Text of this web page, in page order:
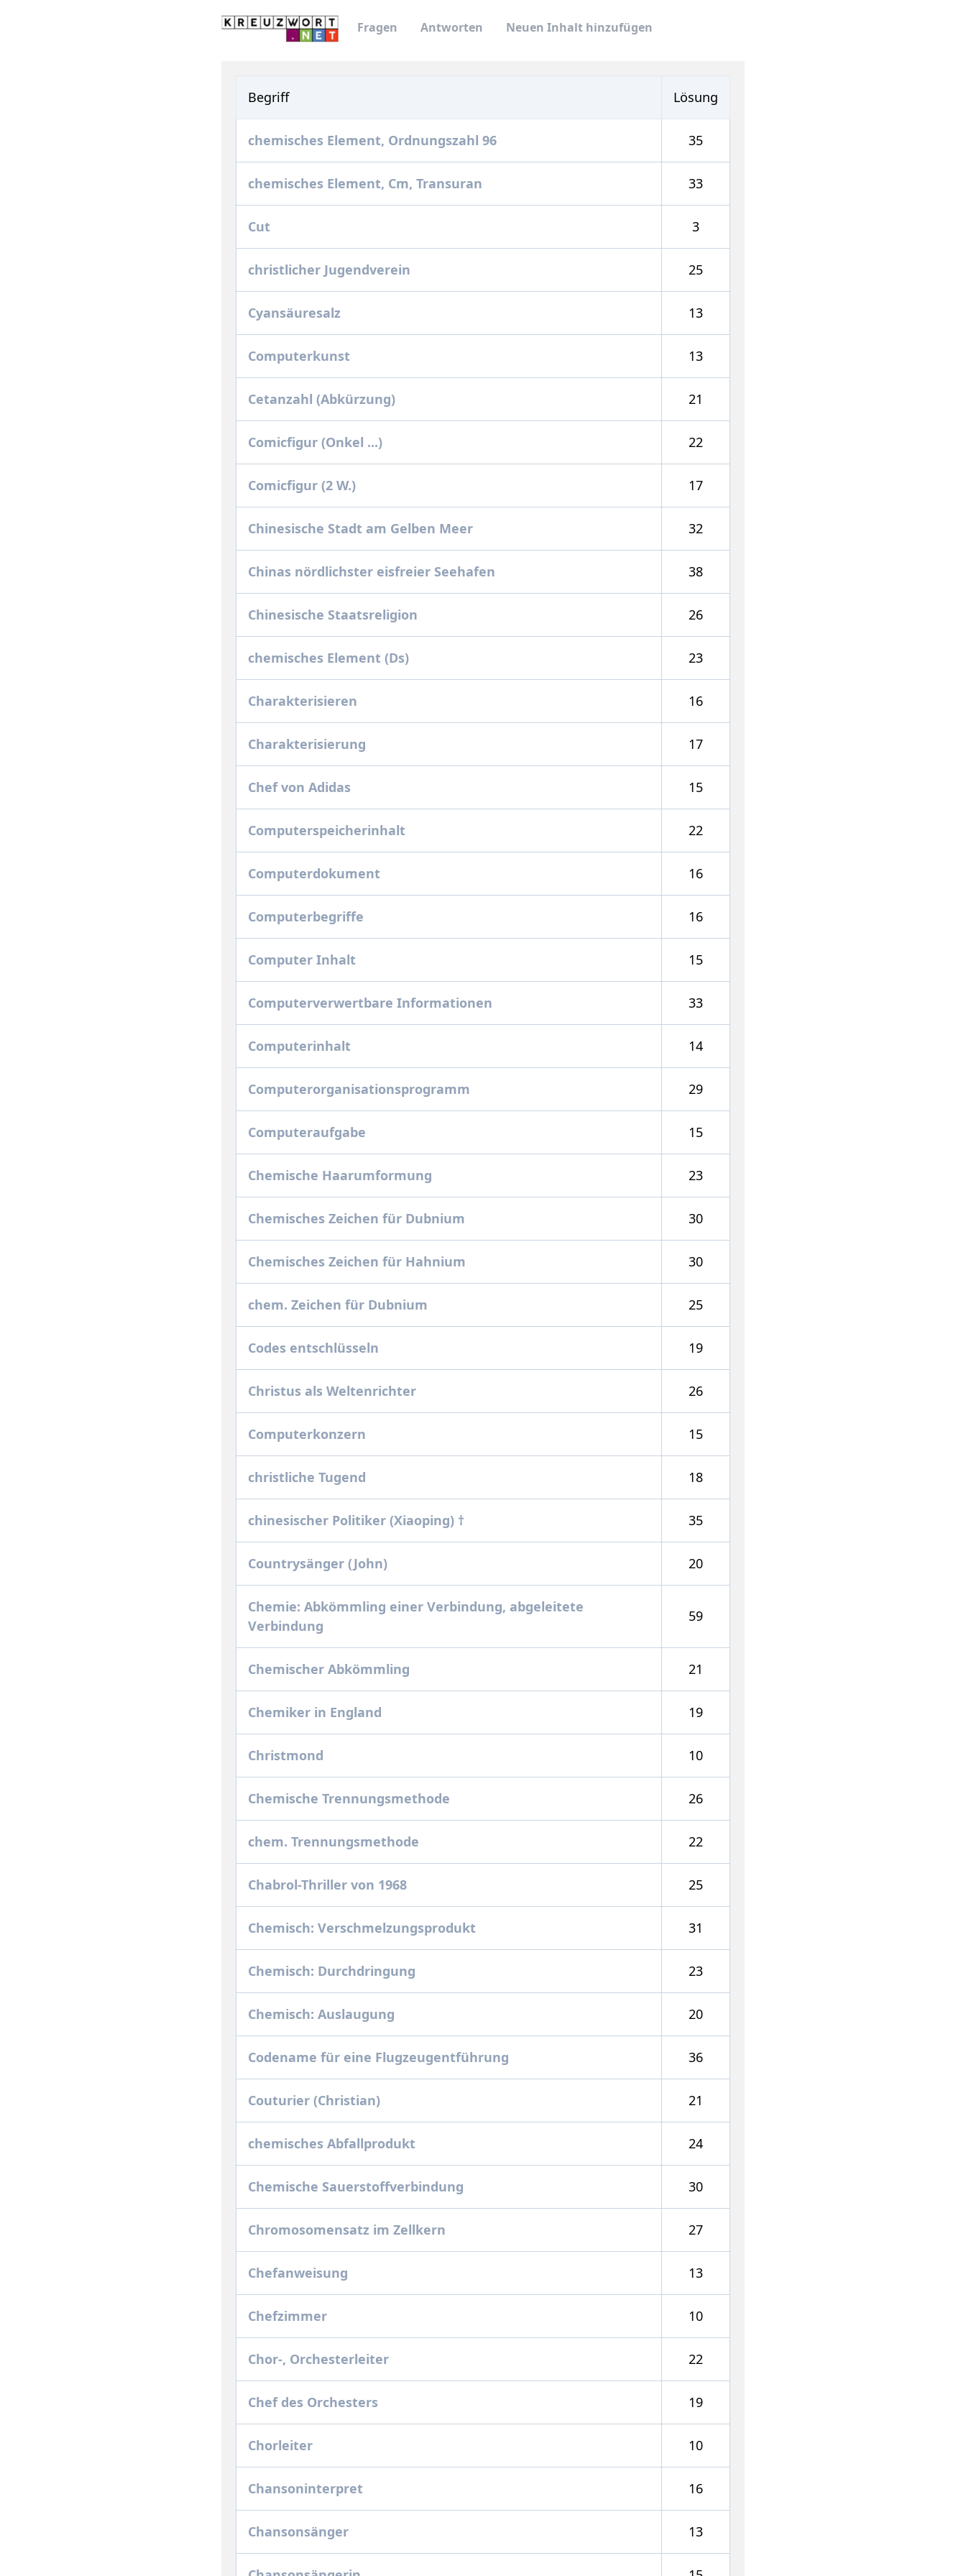
Fragen Antworten Neuen Inhalt hinzufügen
Begriff Lösung
chemisches Element, Ordnungszahl 96 35
chemisches Element, Cm, Transuran 33
Cut 3
christlicher Jugendverein 25
Cyansäuresalz 13
Computerkunst 13
Cetanzahl (Abkürzung) 21
Comicfigur (Onkel ...) 22
Comicfigur (2 W.) 17
Chinesische Stadt am Gelben Meer 32
Chinas nördlichster eisfreier Seehafen 38
Chinesische Staatsreligion 26
chemisches Element (Ds) 23
Charakterisieren 16
Charakterisierung 17
Chef von Adidas 15
Computerspeicherinhalt 22
Computerdokument 16
Computerbegriffe 16
Computer Inhalt 15
Computerverwertbare Informationen 33
Computerinhalt 14
Computerorganisationsprogramm 29
Computeraufgabe 15
Chemische Haarumformung 23
Chemisches Zeichen für Dubnium 30
Chemisches Zeichen für Hahnium 30
chem. Zeichen für Dubnium 25
Codes entschlüsseln 19
Christus als Weltenrichter 26
Computerkonzern 15
christliche Tugend 18
chinesischer Politiker (Xiaoping) † 35
Countrysänger (John) 20
Chemie: Abkömmling einer Verbindung, abgeleitete
Verbindung
59
Chemischer Abkömmling 21
Chemiker in England 19
Christmond 10
Chemische Trennungsmethode 26
chem. Trennungsmethode 22
Chabrol-Thriller von 1968 25
Chemisch: Verschmelzungsprodukt 31
Chemisch: Durchdringung 23
Chemisch: Auslaugung 20
Codename für eine Flugzeugentführung 36
Couturier (Christian) 21
chemisches Abfallprodukt 24
Chemische Sauerstoffverbindung 30
Chromosomensatz im Zellkern 27
Chefanweisung 13
Chefzimmer 10
Chor-, Orchesterleiter 22
Chef des Orchesters 19
Chorleiter 10
Chansoninterpret 16
Chansonsänger 13